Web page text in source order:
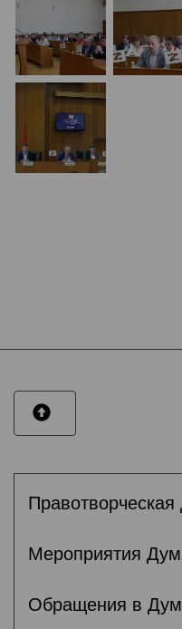
Правотворческая
Мероприятия
Обращения в